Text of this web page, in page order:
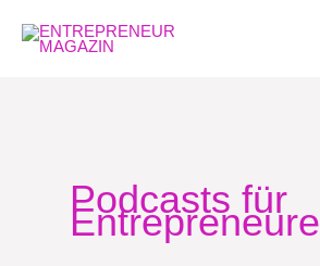
Inhalt
springen
Podcasts für
Entrepreneure